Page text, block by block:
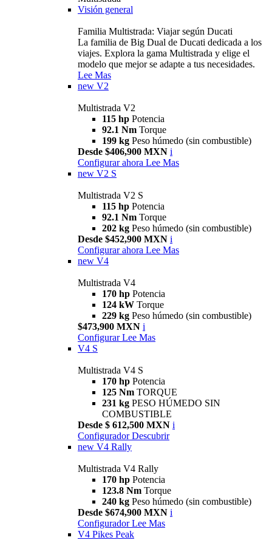
Visión general
Familia Multistrada: Viajar según Ducati
La familia de Big Dual de Ducati dedicada a los
viajes. Explora la gama Multistrada y elige el
modelo que mejor se adapte a tus necesidades.
Lee Mas
new V2
Multistrada V2
115 hp Potencia
92.1 Nm Torque
199 kg Peso húmedo (sin combustible)
Desde $406,900 MXN i
Configurar ahora Lee Mas
new V2 S
Multistrada V2 S
115 hp Potencia
92.1 Nm Torque
202 kg Peso húmedo (sin combustible)
Desde $452,900 MXN i
Configurar ahora Lee Mas
new V4
Multistrada V4
170 hp Potencia
124 kW Torque
229 kg Peso húmedo (sin combustible)
$473,900 MXN i
Configurar Lee Mas
V4 S
Multistrada V4 S
170 hp Potencia
125 Nm TORQUE
231 kg PESO HÚMEDO SIN
COMBUSTIBLE
Desde $ 612,500 MXN i
Configurador Descubrir
new V4 Rally
Multistrada V4 Rally
170 hp Potencia
123.8 Nm Torque
240 kg Peso húmedo (sin combustible)
Desde $674,900 MXN i
Configurador Lee Mas
V4 Pikes Peak